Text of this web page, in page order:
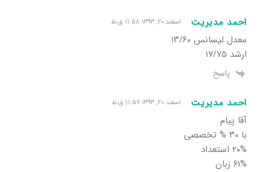
احمد مدیریت اسفند ۲۰, ۱۳۹۳ ۱۱:۵۸ ق٫ظ
معدل لیسانس ۱۳/۶۰
ارشد ۱۷/۷۵
پاسخ
احمد مدیریت اسفند ۲۰, ۱۳۹۳ ۱۱:۵۷ ق٫ظ
آقا پیام
با ۳۰ % تخصصی
۲۰% استعداد
۶۱% زبان